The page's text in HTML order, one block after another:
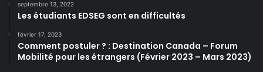
septembre 13, 2022
Les étudiants EDSEG sont en difficultés
février 17, 2023
Comment postuler ? : Destination Canada – Forum
Mobilité pour les étrangers (Février 2023 – Mars 2023)